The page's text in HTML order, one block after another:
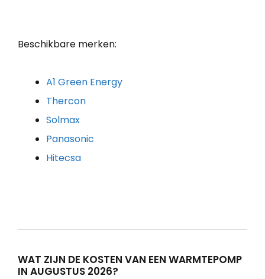
Beschikbare merken:
A1 Green Energy
Thercon
Solmax
Panasonic
Hitecsa
WAT ZIJN DE KOSTEN VAN EEN WARMTEPOMP
IN AUGUSTUS 2026?